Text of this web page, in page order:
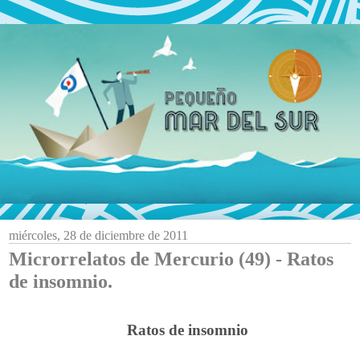
miércoles, 28 de diciembre de 2011
Microrrelatos de Mercurio (49) - Ratos
de insomnio.
Ratos de insomnio